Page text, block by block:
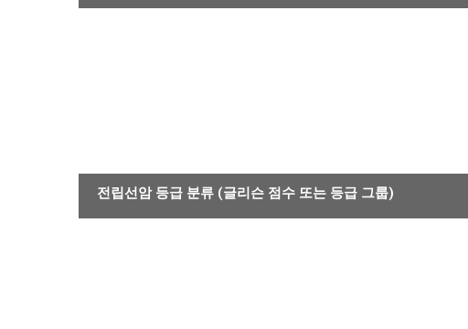
전립선암 등급 분류 (글리슨 점수 또는 등급 그룹)